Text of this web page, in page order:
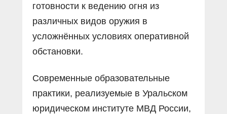
готовности к ведению огня из
различных видов оружия в
усложнённых условиях оперативной
обстановки.
Современные образовательные
практики, реализуемые в Уральском
юридическом институте МВД России,